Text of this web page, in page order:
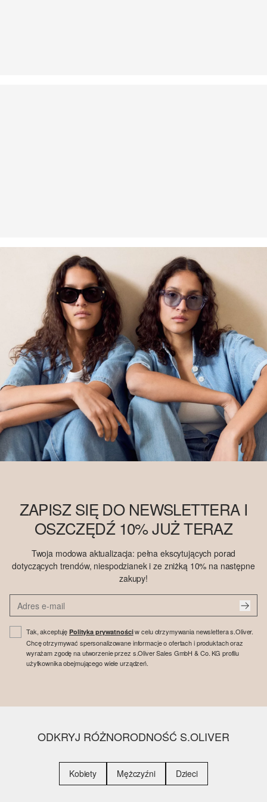
ZAPISZ SIĘ DO NEWSLETTERA I
OSZCZĘDŹ 10% JUŻ TERAZ
Twoja modowa aktualizacja: pełna ekscytujących porad
dotyczących trendów, niespodzianek i ze zniżką 10% na następne
zakupy!
Tak, akceptujęPolityka prywatnościw celu otrzymywania newslettera s.Oliver.
Chcę otrzymywać spersonalizowane informacje o ofertach i produktach oraz
wyrażam zgodę na utworzenie przez s.Oliver Sales GmbH & Co. KG profilu
użytkownika obejmującego wiele urządzeń.
ODKRYJ RÓŻNORODNOŚĆ S.OLIVER
Kobiety Mężczyźni Dzieci